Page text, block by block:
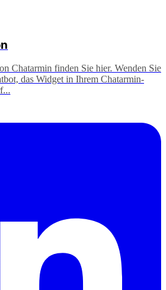
Chatarmin finden Sie hier. Wenden Sie
das Widget in Ihrem Chatarmin-